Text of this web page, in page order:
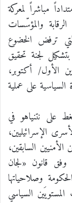
مباشراً لمعركة
والمؤسّسات
ترفض الخضوع
لجنة تحقيق
الأول/ أكتوبر،
على عملية
على نتنياهو في
الإسرائيليين،
السابقين،
وفق قانون «لجان
وصلاحياتها
السياسي